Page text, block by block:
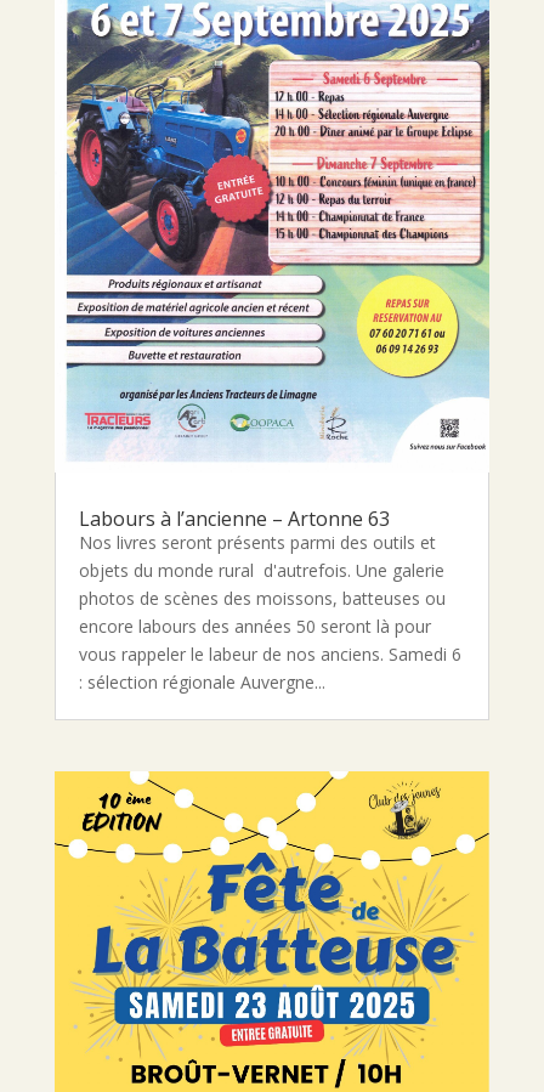
Labours à l’ancienne – Artonne 63
Nos livres seront présents parmi des outils et
objets du monde rural d'autrefois. Une galerie
photos de scènes des moissons, batteuses ou
encore labours des années 50 seront là pour
vous rappeler le labeur de nos anciens. Samedi 6
: sélection régionale Auvergne...